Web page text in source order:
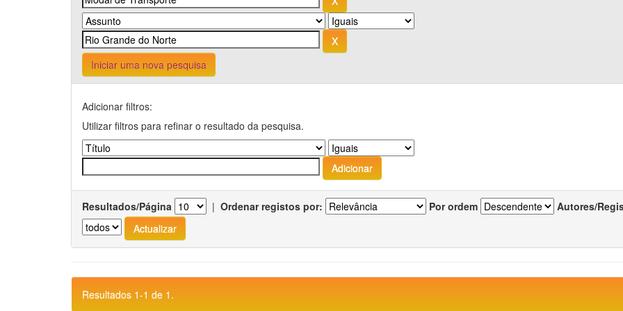
Iniciar uma nova pesquisa
Adicionar filtros:
Utilizar filtros para refinar o resultado da pesquisa.
Resultados/Página | Ordenar registos por: Por ordem Autores/
Resultados 1-1 de 1.